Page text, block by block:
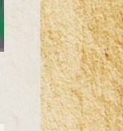
Bordüre
"Ennlin"62,90 €